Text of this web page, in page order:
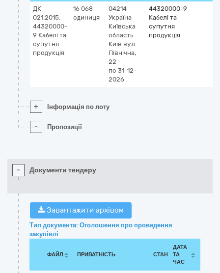
ДК
021:2015:
44320000-
9 Кабелі та
супутня
продукція
16 068
одиниця
04214
Україна
Київська
область
Київ вул.
Північна,
22
по 31-12-
2026
44320000-9
Кабелі та
супутня
продукція
+ Інформація по лоту
- Пропозиції
- Документи тендеру
Завантажити архівом
Тип документа: Оголошення про проведення
закупівлі
ФАЙЛ ПРИВАТНІСТЬ СТАН
ДАТА
ТА
ЧАС